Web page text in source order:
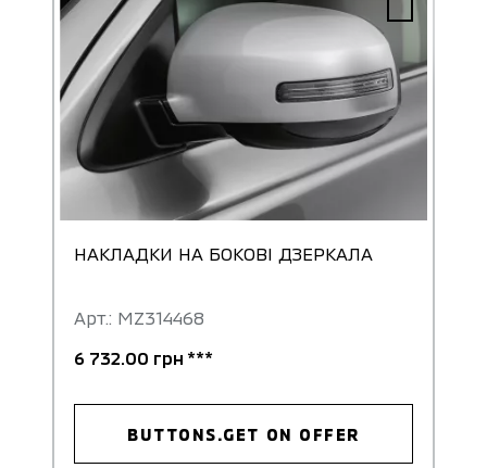
НАКЛАДКИ НА БОКОВІ ДЗЕРКАЛА
Арт.: MZ314468
6 732.00 грн ***
BUTTONS.GET ON OFFER